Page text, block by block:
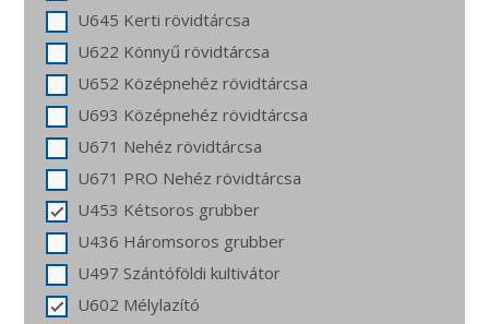
U645 Kerti rövidtárcsa
U622 Könnyű rövidtárcsa
U652 Középnehéz rövidtárcsa
U693 Középnehéz rövidtárcsa
U671 Nehéz rövidtárcsa
U671 PRO Nehéz rövidtárcsa
U453 Kétsoros grubber
U436 Háromsoros grubber
U497 Szántóföldi kultivátor
U602 Mélylazító